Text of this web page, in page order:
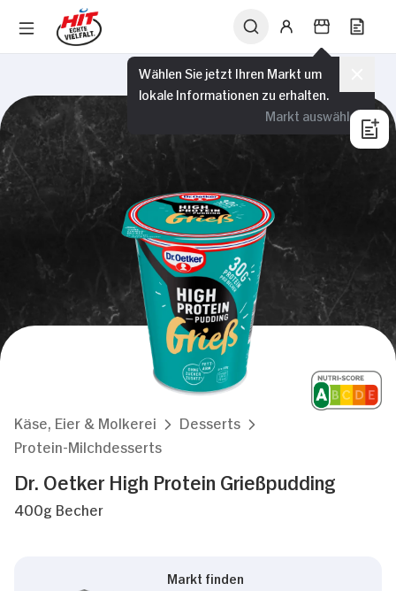
Wählen Sie jetzt Ihren Markt um
lokale Informationen zu erhalten.
Markt auswählen
Käse, Eier & Molkerei
Desserts
Protein-Milchdesserts
Dr. Oetker High Protein Grießpudding
400g Becher
Markt finden